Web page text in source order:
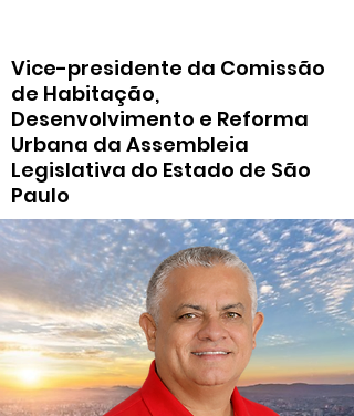
Vice-presidente da Comissão
de Habitação,
Desenvolvimento e Reforma
Urbana da Assembleia
Legislativa do Estado de São
Paulo